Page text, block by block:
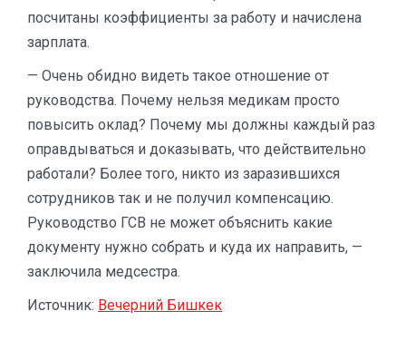
посчитаны коэффициенты за работу и начислена
зарплата.
— Очень обидно видеть такое отношение от
руководства. Почему нельзя медикам просто
повысить оклад? Почему мы должны каждый раз
оправдываться и доказывать, что действительно
работали? Более того, никто из заразившихся
сотрудников так и не получил компенсацию.
Руководство ГСВ не может объяснить какие
документу нужно собрать и куда их направить, —
заключила медсестра.
Источник: Вечерний Бишкек